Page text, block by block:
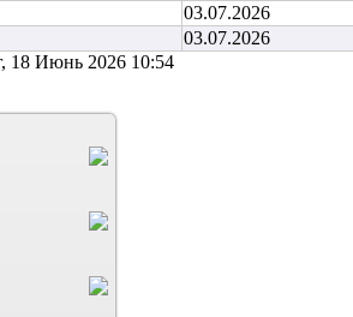
03.07.2026
03.07.2026
18 Июнь 2026 10:54